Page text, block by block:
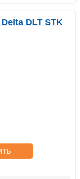
DLT STK